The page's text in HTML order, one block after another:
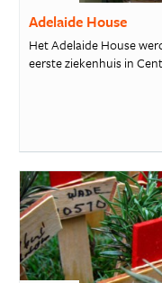
Adelaide House
Het Adelaide House
eerste ziekenhuis in